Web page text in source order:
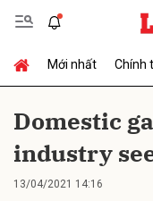
Mới nhất Chính
Domestic
industry
13/04/2021 14:16
Gửi bình luận